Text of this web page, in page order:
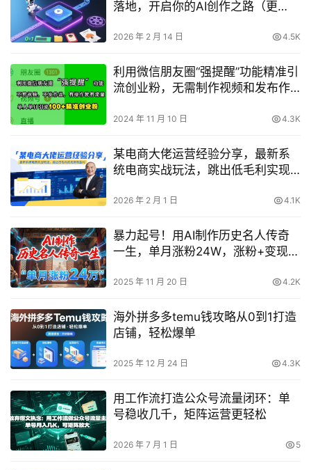
落地，开启你的AI创作之路（更
2026 年 2 月 14 日 4.5K
利用微信朋友圈“强提醒”功能精准引
流创业粉，无需制作视频和发布作
2024 年 11 月 10 日 4.3K
某电商大佬运营经验分享，最新系
统电商实战玩法，跳出低毛利实现
2026 年 2 月 1 日 4.1K
暴力起号！用AI制作历史名人传奇
一生，单月涨粉24W，涨粉+变现赛
2025 年 11 月 20 日 4.2K
海外拼多多temu钱攻略从0到1打造
店铺，轻松爆单
2025 年 12 月 24 日 4.3K
用工作流打造公众号流量闭环：单
号稳收几千，矩阵运营更轻松
2026 年 7 月 1 日 5